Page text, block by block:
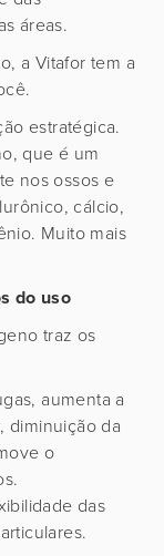
áreas.
a Vitafor tem a
estratégica.
que é um
nos ossos e
cálcio,
Muito mais
do uso
traz os
aumenta a
diminuição da
o
das